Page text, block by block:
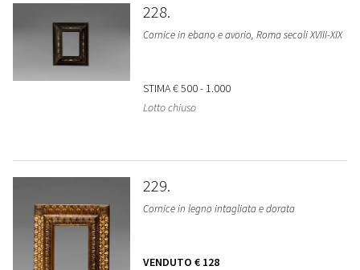
228
Cornice in ebano e avorio, Roma secoli XVIII-XIX
STIMA€ 500 - 1.000
Lotto chiuso
229
Cornice in legno intagliata e dorata
VENDUTO € 128